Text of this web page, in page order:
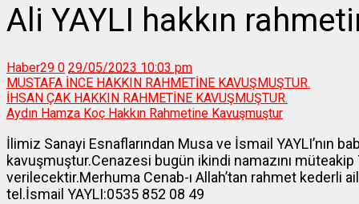
Ali YAYLI hakkın
Haber29 0 29/05/2023 10:03 pm
MUSTAFA İNCE HAKKIN RAHMETİNE KAVUŞMUŞTUR.
İHSAN ÇAK HAKKIN RAHMETİNE KAVUŞMUŞTUR.
Aydın Hamza Koç Hakkın Rahmetine Kavuşmuştur
İlimiz Sanayi Esnaflarından Musa ve İsmail YAYLI’nın
kavuşmuştur.Cenazesi bugün ikindi namazını
verilecektir.Merhuma Cenab-ı Allah’tan rahmet kederli
tel.İsmail YAYLI:0535 852 08 49